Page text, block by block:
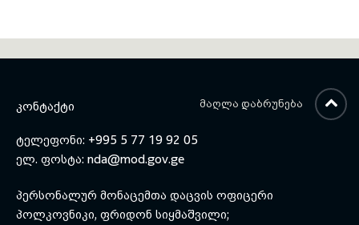
ᲙᲝᲜᲢᲐᲥᲢᲘ
ტელეფონი: +995 5 77 19 92 05
ელ. ფოსტა: nda@mod.gov.ge
პერსონალურ მონაცემთა დაცვის ოფიცერი
პოლკოვნიკი, ფრიდონ სიყმაშვილი;
ᲛᲐᲦᲚᲐ ᲓᲐᲑᲠᲣᲜᲔᲑᲐ